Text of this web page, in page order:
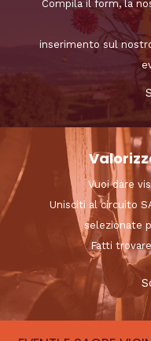
Compila il form, la
inserimento sul
Vuoi dare
Unisciti al circuito
selezionate
Fatti